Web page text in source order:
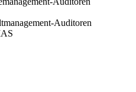
Auditoren